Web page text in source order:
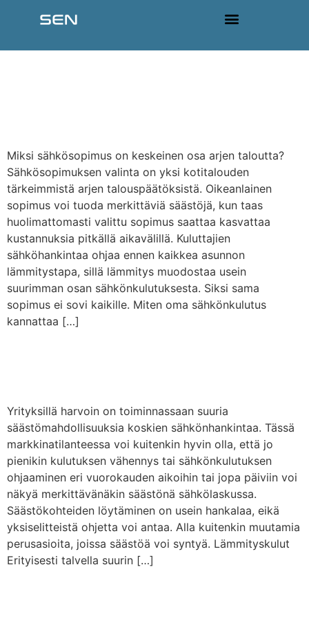
Ajankohtaista
Miksi sähkösopimus on keskeinen osa arjen taloutta?
Sähkösopimuksen valinta on yksi kotitalouden
tärkeimmistä arjen talouspäätöksistä. Oikeanlainen
sopimus voi tuoda merkittäviä säästöjä, kun taas
huolimattomasti valittu sopimus saattaa kasvattaa
kustannuksia pitkällä aikavälillä. Kuluttajien
sähköhankintaa ohjaa ennen kaikkea asunnon
lämmitystapa, sillä lämmitys muodostaa usein
suurimman osan sähkönkulutuksesta. Siksi sama
sopimus ei sovi kaikille. Miten oma sähkönkulutus
kannattaa […]
Yrityksillä harvoin on toiminnassaan suuria
säästömahdollisuuksia koskien sähkönhankintaa. Tässä
markkinatilanteessa voi kuitenkin hyvin olla, että jo
pienikin kulutuksen vähennys tai sähkönkulutuksen
ohjaaminen eri vuorokauden aikoihin tai jopa päiviin voi
näkyä merkittävänäkin säästönä sähkölaskussa.
Säästökohteiden löytäminen on usein hankalaa, eikä
yksiselitteistä ohjetta voi antaa. Alla kuitenkin muutamia
perusasioita, joissa säästöä voi syntyä. Lämmityskulut
Erityisesti talvella suurin […]